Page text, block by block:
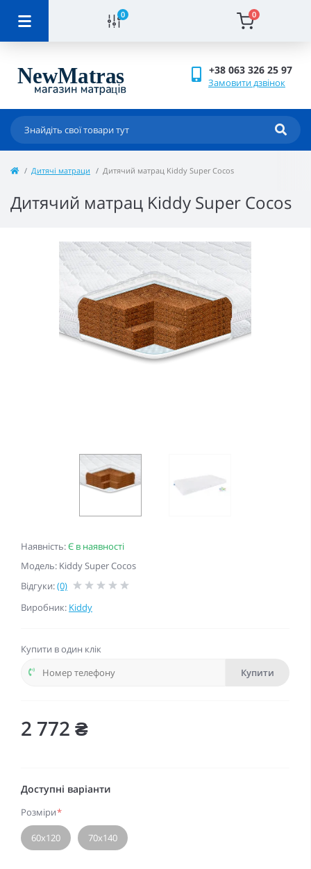
0 0
+38 063 326 25 97
Замовити дзвінок
Дитячі матраци Дитячий матрац Kiddy Super Cocos
Дитячий матрац Kiddy Super Cocos
Наявність:Є в наявності
Модель: Kiddy Super Cocos
Відгуки:(0)
Виробник: Kiddy
Купити в один клік
Купити
2 772 ₴
Доступні варіанти
Розміри*
60х120 70х140